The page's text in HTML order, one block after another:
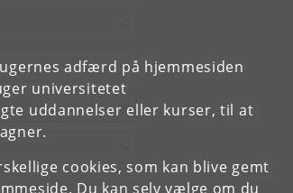
adfærd på hjemmesiden
universitetet
uddannelser eller kurser, til at
cookies, som kan blive gemt
Du kan selv vælge om du